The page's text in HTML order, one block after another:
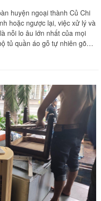
huyện ngoại thành Củ Chi
hoặc ngược lại, việc xử lý và
nỗi lo âu lớn nhất của mọi
tủ quần áo gỗ tự nhiên gõ
cung cấp lao động phổ
lờn ren ốc vít cam, gãy
quá trình thi công. Việc tìm
có sẵn thợ mộc tay nghề
kiệm chính là giải pháp tối
gia đình bạn. Chuyển nhà
chuyển nhà trọn gói tích
sâu, cam kết bảo vệ vẹn
bạn. Quý khách hàng cần tư
tốt nhất hãy liên hệ ngay
0913 371 378 hoặc 0972
đội ngũ Khôi Nguyên.